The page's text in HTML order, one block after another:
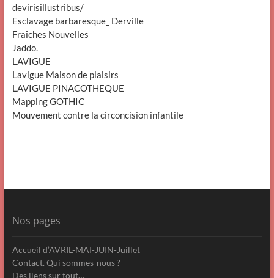
devirisillustribus/
Esclavage barbaresque_ Derville
Fraîches Nouvelles
Jaddo.
LAVIGUE
Lavigue Maison de plaisirs
LAVIGUE PINACOTHEQUE
Mapping GOTHIC
Mouvement contre la circoncision infantile
Nos pages
Accueil d’AVRIL-MAI-JUIN-Juillet
Contact. Qui sommes-nous ?
Des liens sur tout…